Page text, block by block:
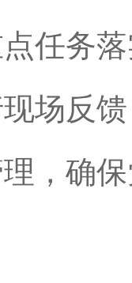
任务
场反
，确